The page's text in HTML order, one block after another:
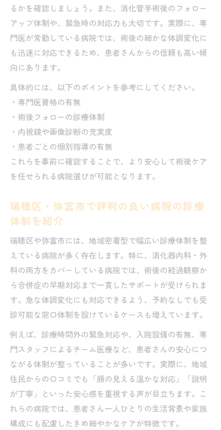
るかを確認しましょう。また、消化管手術後のフォロー
アップ体制や、緊急時の対応力も大切です。実際に、専
門医が常勤している病院では、術後の細かな体調変化に
も迅速に対応できるため、患者さんからの信頼も高い傾
向にあります。
具体的には、以下のポイントを参考にしてください。
・専門医資格の有無
・術後フォローの診療体制
・内視鏡や画像診断の充実度
・患者ごとの個別指導の有無
これらを事前に確認することで、より安心して術後ケア
を任せられる病院選びが可能となります。
瑞穂区・弥富市で評判の良い病院の診療
体制を紹介
瑞穂区や弥富市には、地域密着型で幅広い診療体制を整
えている病院が多く存在します。特に、消化器内科・外
科の両方をカバーしている病院では、術後の経過観察か
ら合併症の早期対応まで一貫したサポートが受けられま
す。急な体調変化にも対応できるよう、予約なしでも受
診可能な窓口体制を設けているケースも増えています。
例えば、診療時間外の緊急対応や、入院設備の有無、専
門スタッフによるチーム医療など、患者さんの安心につ
ながる体制が整っていることが多いです。実際に、地域
住民からの口コミでも「顔の見える温かな対応」「説明
が丁寧」といった安心感を重視する声が目立ちます。こ
れらの病院では、患者さん一人ひとりの生活背景や家族
構成にも配慮したきめ細やかなケアが特徴です。